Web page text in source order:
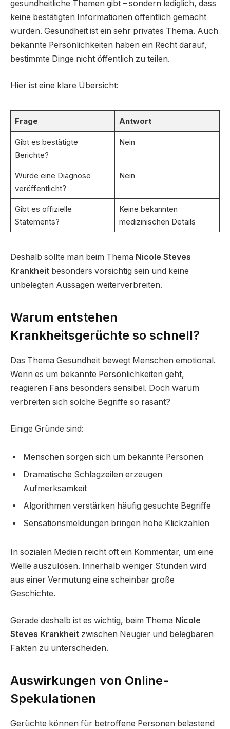
gesundheitliche Themen gibt – sondern lediglich, dass
keine bestätigten Informationen öffentlich gemacht
wurden. Gesundheit ist ein sehr privates Thema. Auch
bekannte Persönlichkeiten haben ein Recht darauf,
bestimmte Dinge nicht öffentlich zu teilen.
Hier ist eine klare Übersicht:
Frage Antwort
Gibt es bestätigte
Berichte?
Nein
Wurde eine Diagnose
veröffentlicht?
Nein
Gibt es offizielle
Statements?
Keine bekannten
medizinischen Details
Deshalb sollte man beim Thema Nicole Steves
Krankheit besonders vorsichtig sein und keine
unbelegten Aussagen weiterverbreiten.
Warum entstehen
Krankheitsgerüchte so schnell?
Das Thema Gesundheit bewegt Menschen emotional.
Wenn es um bekannte Persönlichkeiten geht,
reagieren Fans besonders sensibel. Doch warum
verbreiten sich solche Begriffe so rasant?
Einige Gründe sind:
Menschen sorgen sich um bekannte Personen
Dramatische Schlagzeilen erzeugen
Aufmerksamkeit
Algorithmen verstärken häufig gesuchte Begriffe
Sensationsmeldungen bringen hohe Klickzahlen
In sozialen Medien reicht oft ein Kommentar, um eine
Welle auszulösen. Innerhalb weniger Stunden wird
aus einer Vermutung eine scheinbar große
Geschichte.
Gerade deshalb ist es wichtig, beim Thema Nicole
Steves Krankheit zwischen Neugier und belegbaren
Fakten zu unterscheiden.
Auswirkungen von Online-
Spekulationen
Gerüchte können für betroffene Personen belastend